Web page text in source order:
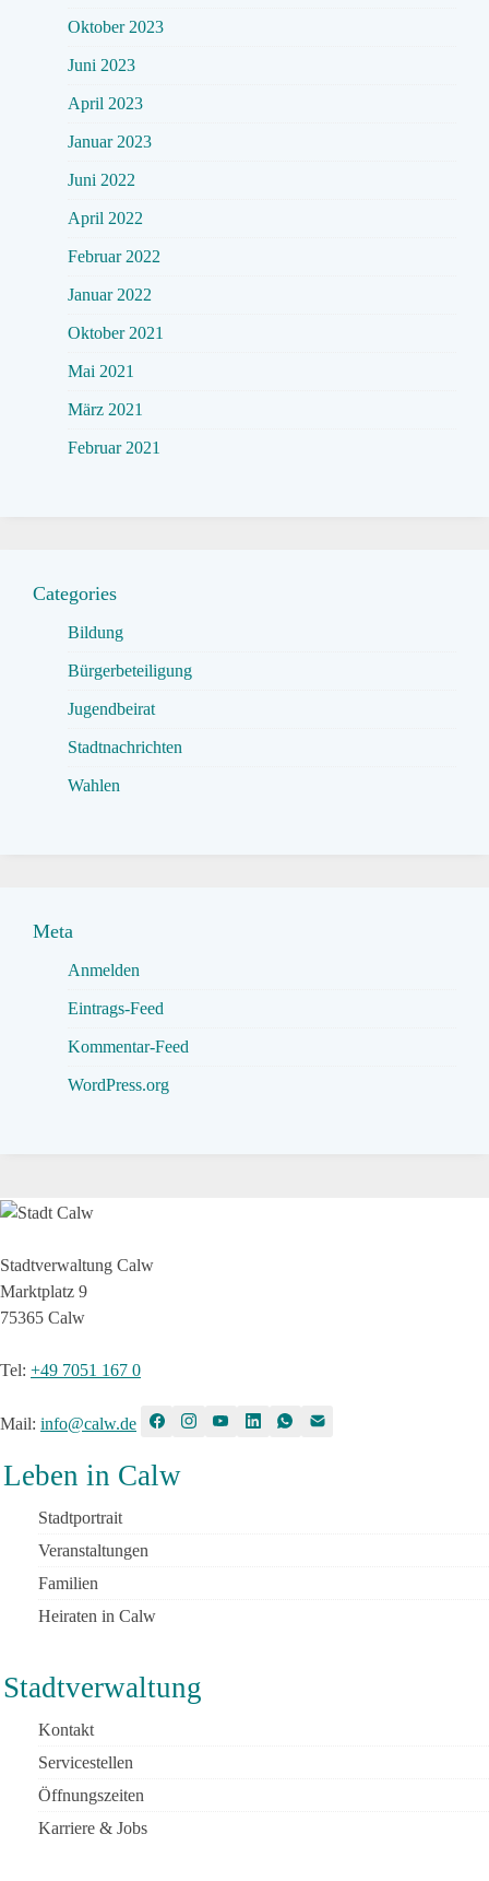
Oktober 2023
Juni 2023
April 2023
Januar 2023
Juni 2022
April 2022
Februar 2022
Januar 2022
Oktober 2021
Mai 2021
März 2021
Februar 2021
Categories
Bildung
Bürgerbeteiligung
Jugendbeirat
Stadtnachrichten
Wahlen
Meta
Anmelden
Eintrags-Feed
Kommentar-Feed
WordPress.org
Stadtverwaltung Calw
Marktplatz 9
75365 Calw
Tel: +49 7051 167 0
Mail: info@calw.de
Leben in Calw
Stadtportrait
Veranstaltungen
Familien
Heiraten in Calw
Stadtverwaltung
Kontakt
Servicestellen
Öffnungszeiten
Karriere & Jobs